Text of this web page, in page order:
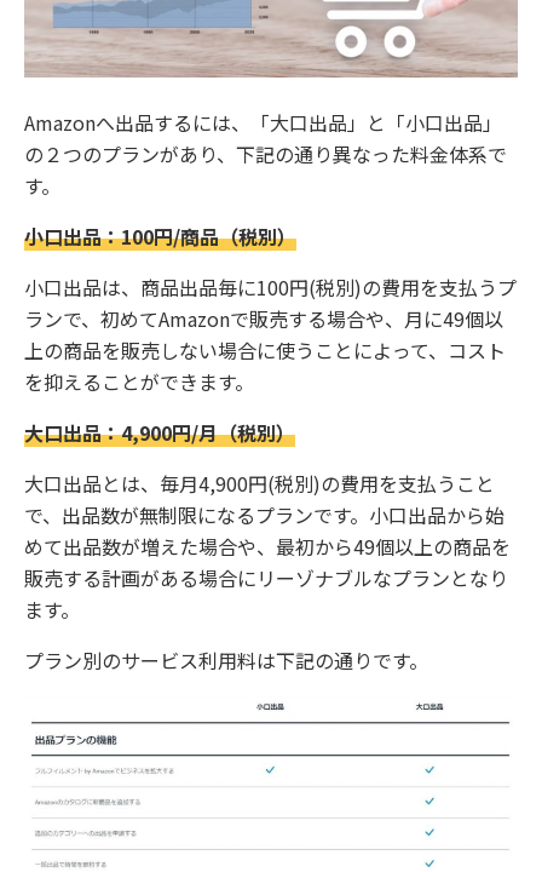
Amazonへ出品するには、「大口出品」と「小口出品」
の２つのプランがあり、下記の通り異なった料金体系で
す。
小口出品：100円/商品（税別）
小口出品は、商品出品毎に100円(税別)の費用を支払うプ
ランで、初めてAmazonで販売する場合や、月に49個以
上の商品を販売しない場合に使うことによって、コスト
を抑えることができます。
大口出品：4,900円/月（税別）
大口出品とは、毎月4,900円(税別)の費用を支払うこと
で、出品数が無制限になるプランです。小口出品から始
めて出品数が増えた場合や、最初から49個以上の商品を
販売する計画がある場合にリーゾナブルなプランとなり
ます。
プラン別のサービス利用料は下記の通りです。